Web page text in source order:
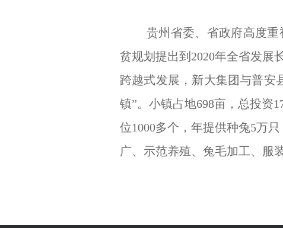
贵州省委、省政府高度
贫规划提出到 2020年全省发展
跨越式发展，新大集团与普安
镇”。小镇占地698亩，总投资
位1000多个，年提供种兔5万只
广、示范养殖、兔毛加工、服